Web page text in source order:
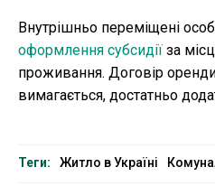
Внутрішньо переміщені
оформлення субсидії за
проживання. Договір
вимагається, достатньо
Теги: Житло в Україні